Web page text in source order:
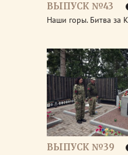
ВЫПУСК №43
Наши горы. Битва за
ВЫПУСК №39